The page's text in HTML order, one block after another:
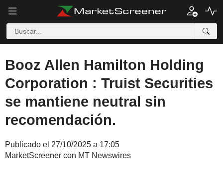
Booz Allen Hamilton Holding
Corporation : Truist Securities
se mantiene neutral sin
recomendación.
Publicado el 27/10/2025 a 17:05
MarketScreener con MT Newswires